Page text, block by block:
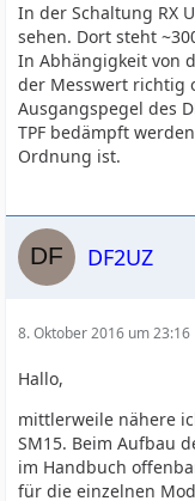
In der Schaltung RX
sehen. Dort steht
In Abhängigkeit von
der Messwert richtig
Ausgangspegel des
TPF bedämpft
Ordnung ist.
DF2UZ
8. Oktober 2016 um 23:16
Hallo,
mittlerweile nähere
SM15. Beim Aufbau
im Handbuch
für die einzelnen